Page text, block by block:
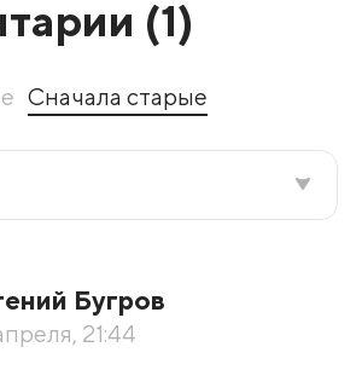
(1)
Сначала старые
Бугров
21:44